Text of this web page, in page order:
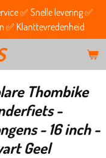
✅ Snelle levering ✅
✅ Klanttevredenheid
Thombike
-
- 16 inch -
Geel